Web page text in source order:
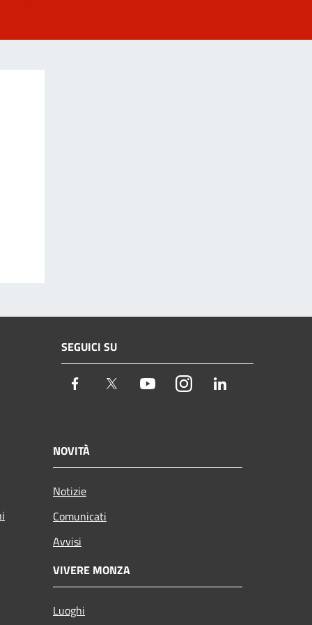
SEGUICI SU
Facebook Twitter YoutubeInstagram
NOVITÀ
Notizie
Comunicati
Avvisi
VIVERE MONZA
Luoghi